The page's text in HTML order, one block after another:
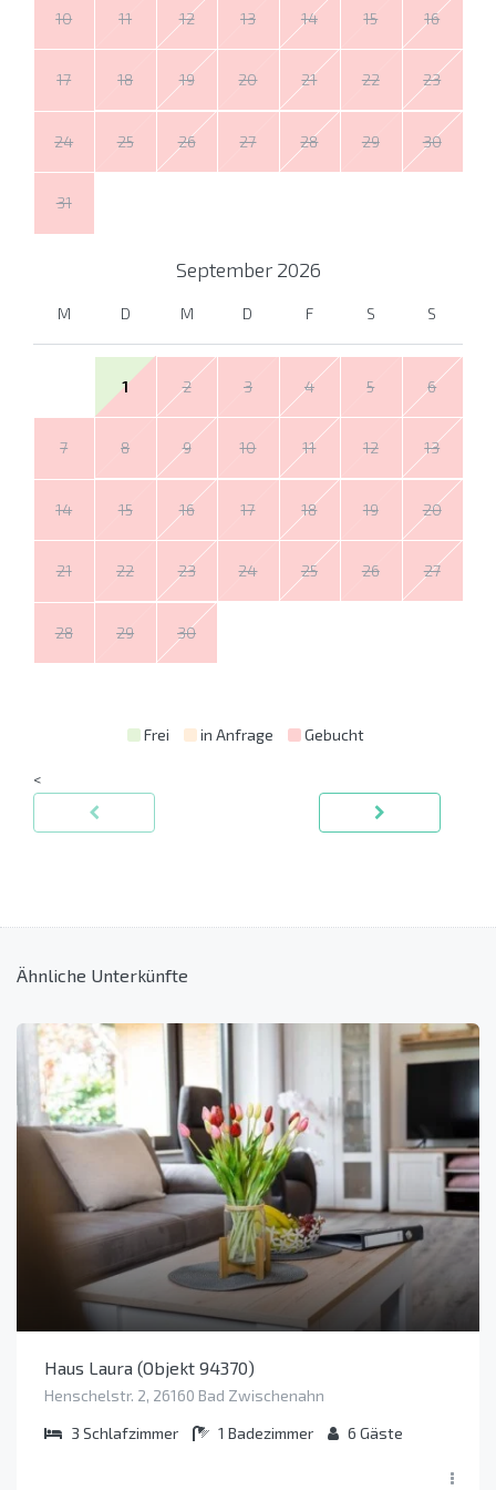
10 11 12 13 14 15 16
17 18 19 20 21 22 23
24 25 26 27 28 29 30
31
September 2026
M D M D F S S
1 2 3 4 5 6
7 8 9 10 11 12 13
14 15 16 17 18 19 20
21 22 23 24 25 26 27
28 29 30
Frei in Anfrage Gebucht
<
Ähnliche Unterkünfte
Haus Laura (Objekt 94370)
Henschelstr. 2, 26160 Bad Zwischenahn
3 Schlafzimmer 1 Badezimmer 6 Gäste